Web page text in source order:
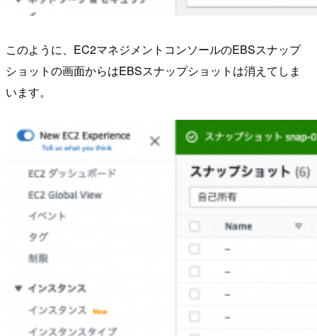
このように、EC2マネジメントコンソールのEBSスナップ
ショットの画面からはEBSスナップショットは消えてしま
います。